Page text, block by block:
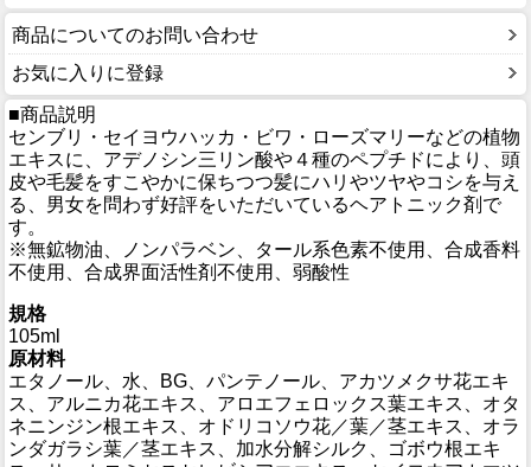
商品についてのお問い合わせ
お気に入りに登録
■商品説明
センブリ・セイヨウハッカ・ビワ・ローズマリーなどの植物
エキスに、アデノシン三リン酸や４種のペプチドにより、頭
皮や毛髪をすこやかに保ちつつ髪にハリやツヤやコシを与え
る、男女を問わず好評をいただいているヘアトニック剤で
す。
※無鉱物油、ノンパラベン、タール系色素不使用、合成香料
不使用、合成界面活性剤不使用、弱酸性
規格
105ml
原材料
エタノール、水、BG、パンテノール、アカツメクサ花エキ
ス、アルニカ花エキス、アロエフェロックス葉エキス、オタ
ネニンジン根エキス、オドリコソウ花／葉／茎エキス、オラ
ンダガラシ葉／茎エキス、加水分解シルク、ゴボウ根エキ